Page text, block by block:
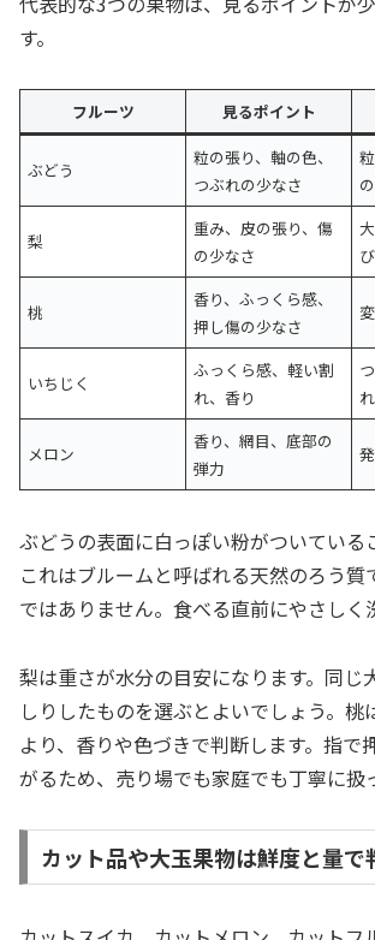
す。
フルーツ 見るポイント
ぶどう
粒の張り、軸の色、
つぶれの少なさ
梨
重み、皮の張り、傷
の少なさ
び
桃
香り、ふっくら感、
押し傷の少なさ
いちじく
ふっくら感、軽い割
れ、香り
れ
メロン
香り、網目、底部の
弾力
ぶどうの表面に白っぽい粉がついている
これはブルームと呼ばれる天然のろう質
ではありません。食べる直前にやさしく
梨は重さが水分の目安になります。同じ
しりしたものを選ぶとよいでしょう。桃
より、香りや色づきで判断します。指で
がるため、売り場でも家庭でも丁寧に扱
カット品や大玉果物は鮮度と量で